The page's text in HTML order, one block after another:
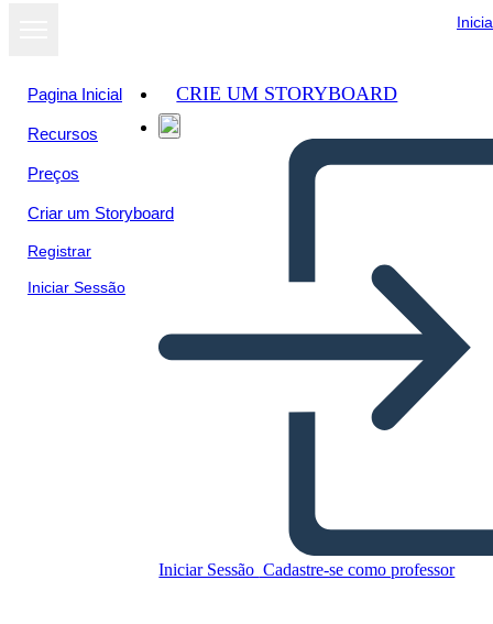
Pagina Inicial
Recursos
Preços
Criar um Storyboard
Registrar
Iniciar Sessão
CRIE UM STORYBOARD
Iniciar Sessão Cadastre-se como professor